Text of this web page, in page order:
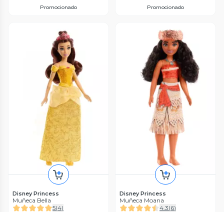
Promocionado
Promocionado
Disney Princess
Muñeca Bella
5(4)
Disney Princess
Muñeca Moana
4.3(6)